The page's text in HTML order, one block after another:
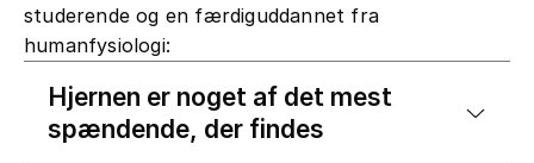
studerende og en færdiguddannet fra
humanfysiologi:
Hjernen er noget af det mest
spændende, der findes